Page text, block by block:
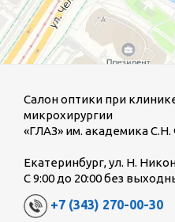
Салон оптики при
микрохирургии
«ГЛАЗ» им. академика
Екатеринбург, ул. Н.
С 9:00 до 20:00 без
+7 (343) 270-00-30